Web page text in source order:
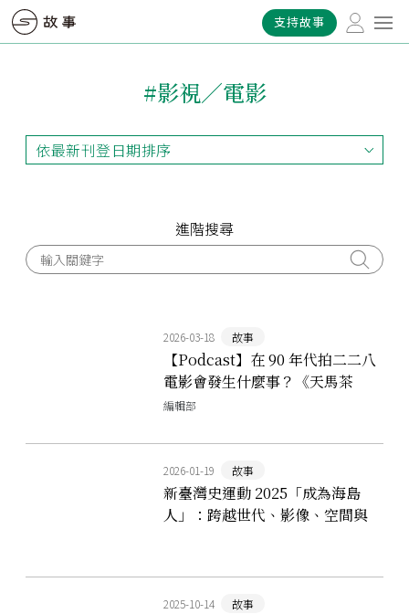
支持故事
#影視／電影
依最新刊登日期排序
依最新刊登日期排序
進階搜尋
2026-03-18 故事
【Podcast】在 90 年代拍二二八
電影會發生什麼事？《天馬茶
房》的 27 年回聲
編輯部
2026-01-19 故事
新臺灣史運動 2025「成為海島
人」：跨越世代、影像、空間與
2025-10-14 故事